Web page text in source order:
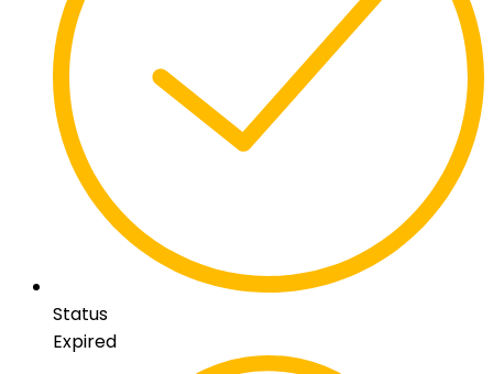
Status
Expired